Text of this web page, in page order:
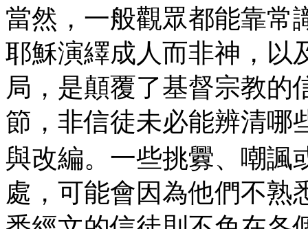
當然，一般觀眾都能靠常
耶穌演繹成人而非神，以
局，是顛覆了基督宗教的
節，非信徒未必能辨清哪
與改編。一些挑釁、嘲諷
處，可能會因為他們不熟